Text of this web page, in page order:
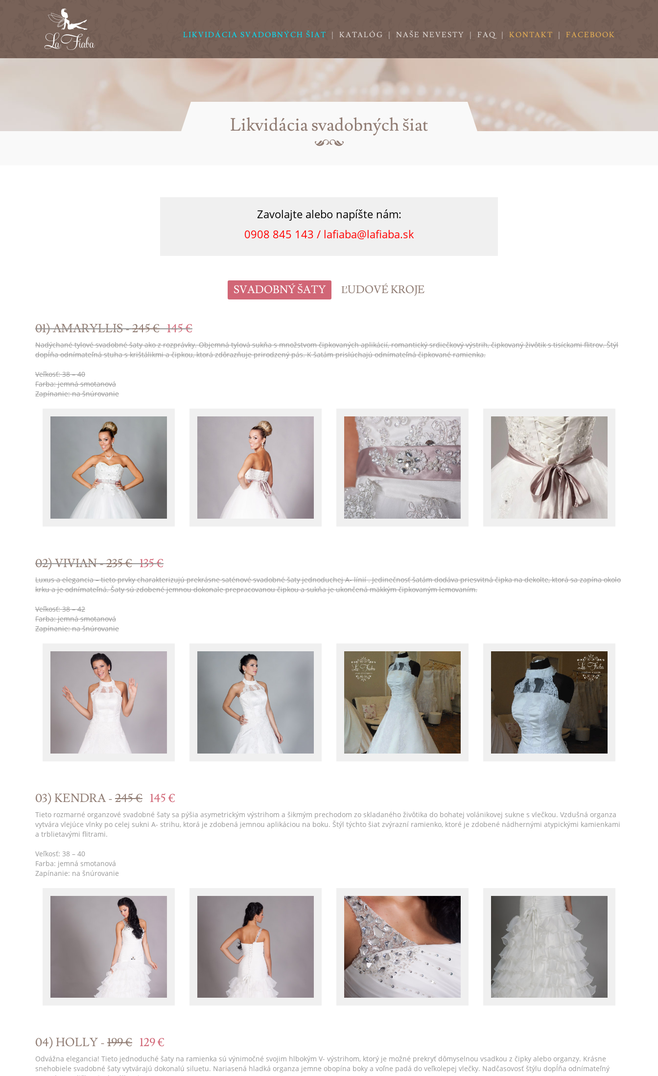
LIKVIDÁCIA SVADOBNÝCH ŠIAT | KATALÓG | NAŠE NEVESTY | FAQ | KONTAKT | FACEBOOK
Likvidácia svadobných šiat
Zavolajte alebo napíšte nám:
0908 845 143 / lafiaba@lafiaba.sk
SVADOBNÝ ŠATY ĽUDOVÉ KROJE
01) AMARYLLIS -245 € 145 €
Nadýchané tylové svadobné šaty ako z rozprávky. Objemná tylová sukňa s množstvom čipkovaných aplikácií, romantický srdiečkový výstrih, čipkovaný živôtik s tisíckami flitrov. Štýl
dopĺňa odnímateľná stuha s krištálikmi a čipkou, ktorá zdôrazňuje prirodzený pás. K šatám prislúchajú odnímateľná čipkované ramienka.
Veľkosť: 38 – 40
Farba: jemná smotanová
Zapínanie: na šnúrovanie
02) VIVIAN -235 € 135 €
Luxus a elegancia – tieto prvky charakterizujú prekrásne saténové svadobné šaty jednoduchej A- línií . Jedinečnosť šatám dodáva priesvitná čipka na dekolte, ktorá sa zapína okolo
krku a je odnímateľná. Šaty sú zdobené jemnou dokonale prepracovanou čipkou a sukňa je ukončená mäkkým čipkovaným lemovaním.
Veľkosť: 38 – 42
Farba: jemná smotanová
Zapínanie: na šnúrovanie
03) KENDRA -245 € 145 €
Tieto rozmarné organzové svadobné šaty sa pýšia asymetrickým výstrihom a šikmým prechodom zo skladaného živôtika do bohatej volánikovej sukne s vlečkou. Vzdušná organza
vytvára vlejúce vlnky po celej sukni A- strihu, ktorá je zdobená jemnou aplikáciou na boku. Štýl týchto šiat zvýrazní ramienko, ktoré je zdobené nádhernými atypickými kamienkami
a trblietavými flitrami.
Veľkosť: 38 – 40
Farba: jemná smotanová
Zapínanie: na šnúrovanie
04) HOLLY -199 € 129 €
Odvážna elegancia! Tieto jednoduché šaty na ramienka sú výnimočné svojim hlbokým V- výstrihom, ktorý je možné prekryť dômyselnou vsadkou z čipky alebo organzy. Krásne
snehobiele svadobné šaty vytvárajú dokonalú siluetu. Nariasená hladká organza jemne obopína boky a voľne padá do veľkolepej vlečky. Nadčasovosť štýlu dopĺňa odnímateľný